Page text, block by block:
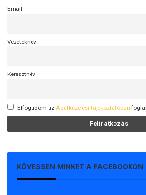
Email
Vezetéknév
Keresztnév
Elfogadom az Adatkezelési tájékoztatóban
KÖVESSEN MINKET A FACEBOOKON